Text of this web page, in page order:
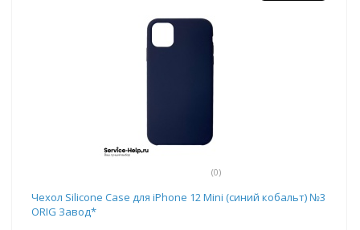
(0)
Чехол Silicone Case для iPhone 12 Mini (синий кобальт) №3
ORIG Завод*